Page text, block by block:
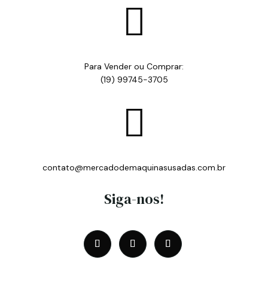

Para Vender ou Comprar:
(19) 99745-3705

contato@mercadodemaquinasusadas.com.br
Siga-nos!